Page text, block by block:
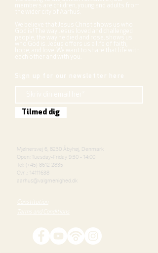
members are children, young and adults from
the wider city of Aarhus.
We believe that Jesus Christ shows us who
God is! The way Jesus loved and challenged
people, the way he died and rose, shows us
who God is. Jesus offers us a life of faith,
hope, and love. We want to share that life with
each other and with you.
Sign up for our newsletter here
Tilmed dig
Mjølnersvej 6, 8230 Åbyhøj, Denmark
Open: Tuesday-Friday 9:30 - 14:00
Tel: (+45)
8612 2835
Cvr .: 14111638
aarhus@valgmenighed.dk